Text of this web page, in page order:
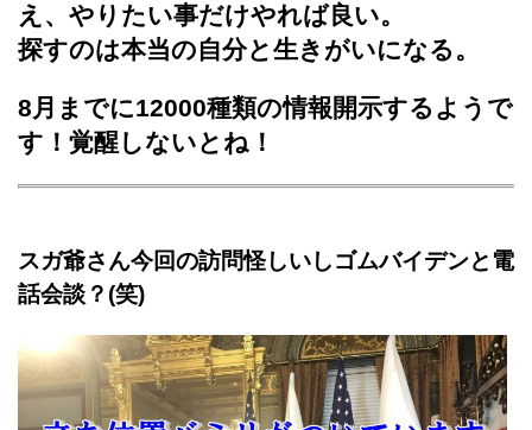
え、やりたい事だけやれば良い。
探すのは本当の自分と生きがいになる。
8月までに12000種類の情報開示するようで
す！覚醒しないとね！
スガ爺さん今回の訪問怪しいしゴムバイデンと電
話会談？(笑)